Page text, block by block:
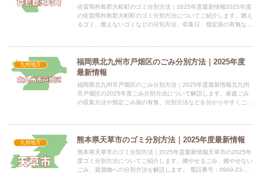
佐賀県杵島郡大町町のゴミ分別方法｜2025年度最新情報2025年度
の佐賀県杵島郡大町町のゴミ分別方法についてご紹介します。燃え
るゴミ、燃えないゴミなどの分別方法、収集日、指定袋の有無など
九州地方
福岡県北九州市戸畑区のごみ分別方法｜2025年度
最新情報
福岡県北九州市戸畑区のごみ分別方法｜2025年度最新情報北九州
市戸畑区の2025年度ごみ分別方法について解説します。家庭ごみ
の収集方法や指定ごみ袋の有無、分別方法などを分かりやすくご紹
九州地方 熊本県天草市のゴミ分別方法｜2025年度最新情報
熊本県天草市のゴミ分別方法｜2025年度最新情報天草市の2025年
度ゴミ分別方法についてご紹介します。燃やせるごみ、燃やせない
ごみ、資源物への分別方法を解説します。 電話番号：0969-23-